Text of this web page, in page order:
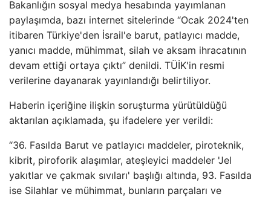
Bakanlığın sosyal medya hesabında yayımlanan
paylaşımda, bazı internet sitelerinde “Ocak 2024'ten
itibaren Türkiye'den İsrail'e barut, patlayıcı madde,
yanıcı madde, mühimmat, silah ve aksam ihracatının
devam ettiği ortaya çıktı” denildi. TÜİK'in resmi
verilerine dayanarak yayınlandığı belirtiliyor.
Haberin içeriğine ilişkin soruşturma yürütüldüğü
aktarılan açıklamada, şu ifadelere yer verildi:
“36. Fasılda Barut ve patlayıcı maddeler, piroteknik,
kibrit, piroforik alaşımlar, ateşleyici maddeler 'Jel
yakıtlar ve çakmak sıvıları' başlığı altında, 93. Fasılda
ise Silahlar ve mühimmat, bunların parçaları ve